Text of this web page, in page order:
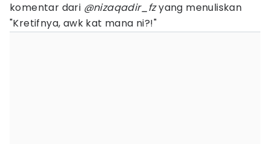
komentar dari @nizaqadir_fzyang menuliskan
"Kretifnya, awk kat mana ni?!"